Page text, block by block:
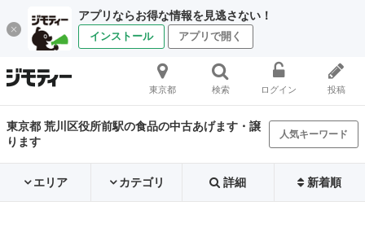
アプリならお得な情報を見逃さない！
インストール アプリで開く
東京都 検索 ログイン 投稿
東京都 荒川区役所前駅の食品の中古あげます・譲
ります
人気キーワード
エリア カテゴリ 詳細 新着順